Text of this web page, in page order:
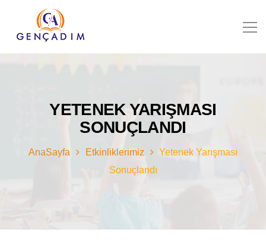
YETENEK YARIŞMASI
SONUÇLANDI
AnaSayfa Etkinliklerimiz
Yetenek Yarışması
Sonuçlandı